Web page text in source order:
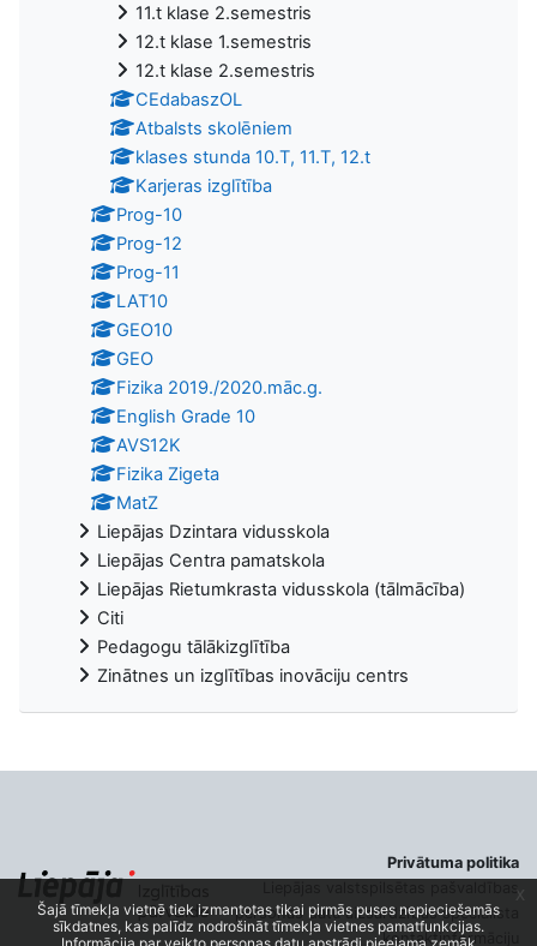
11.t klase 2.semestris
12.t klase 1.semestris
12.t klase 2.semestris
CEdabaszOL
Atbalsts skolēniem
klases stunda 10.T, 11.T, 12.t
Karjeras izglītība
Prog-10
Prog-12
Prog-11
LAT10
GEO10
GEO
Fizika 2019./2020.māc.g.
English Grade 10
AVS12K
Fizika Zigeta
MatZ
Liepājas Dzintara vidusskola
Liepājas Centra pamatskola
Liepājas Rietumkrasta vidusskola (tālmācība)
Citi
Pedagogu tālākizglītība
Zinātnes un izglītības inovāciju centrs
Privātuma politika
personas datu aizsardzības speciālista
kontaktinformāciju
Šajā tīmekļa vietnē tiek izmantotas tikai pirmās puses nepieciešamās
sīkdatnes, kas palīdz nodrošināt tīmekļa vietnes pamatfunkcijas.
x